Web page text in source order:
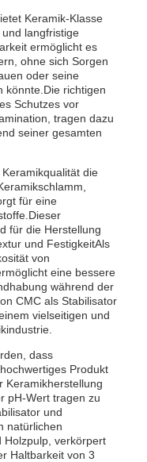
Keramik-Klasse
langfristige
ermöglicht es
ohne sich Sorgen
oder seine
könnte.Die richtigen
Schutzes vor
tragen dazu
seiner gesamten
die
für eine
für die Herstellung
und FestigkeitAls
von
eine bessere
während der
CMC als Stabilisator
vielseitigen und
dass
Produkt
Keramikherstellung
pH-Wert tragen zu
und
natürlichen
Holzpulp, verkörpert
Haltbarkeit von 3